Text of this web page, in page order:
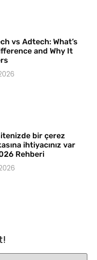
vs Adtech: What’s
and Why It
bir çerez
ihtiyacınız var
Rehberi